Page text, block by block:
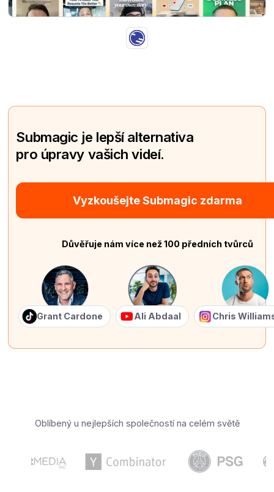
Submagic je lepší alternativa
pro úpravy vašich videí.
Vyzkoušejte Submagic zdarma
Důvěřuje nám více než 100 předních tvůrců
Grant Cardone Ali Abdaal Chris
Oblíbený u nejlepších společností na celém světě